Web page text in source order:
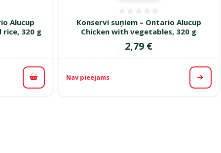
Alucup
320 g
Pievienot grozam
Konservi suņiem – Ontario Alucup
Chicken with vegetables, 320 g
Cena
2,79 €
Nav pieejams